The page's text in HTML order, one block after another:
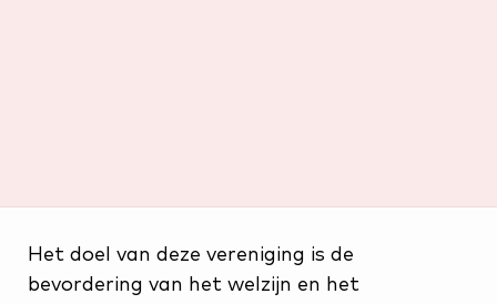
Het doel van deze vereniging is de
bevordering van het welzijn en het